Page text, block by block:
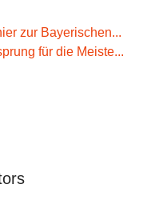
zur Bayerischen...
für die Meiste...
beenden